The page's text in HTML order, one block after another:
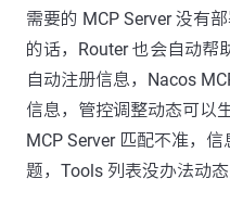
需要的 MCP Server 没有
的话，Router 也会自动帮
自动注册信息，Nacos
信息，管控调整动态可以
MCP Server 匹配不准，
题，Tools 列表没办法动